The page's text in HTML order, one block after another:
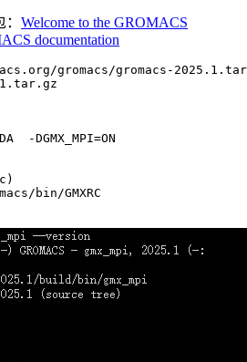
Welcome to the GROMACS
documentation
gromacs/gromacs-
-DGMX_MPI=ON
bin/GMXRC